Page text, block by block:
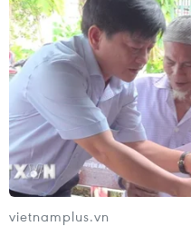
vietnamplus.vn